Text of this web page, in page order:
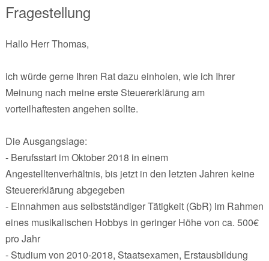
Fragestellung
Hallo Herr Thomas,
ich würde gerne Ihren Rat dazu einholen, wie ich Ihrer
Meinung nach meine erste Steuererklärung am
vorteilhaftesten angehen sollte.
Die Ausgangslage:
- Berufsstart im Oktober 2018 in einem
Angestelltenverhältnis, bis jetzt in den letzten Jahren keine
Steuererklärung abgegeben
- Einnahmen aus selbstständiger Tätigkeit (GbR) im Rahmen
eines musikalischen Hobbys in geringer Höhe von ca. 500€
pro Jahr
- Studium von 2010-2018, Staatsexamen, Erstausbildung